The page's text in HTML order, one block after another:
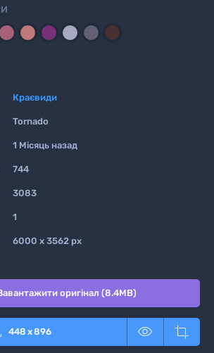
Краєвиди
Tornado
1 Місяць назад
744
3083
1
6000 x 3562 px
оригінал (8.4MB)
448 x896  